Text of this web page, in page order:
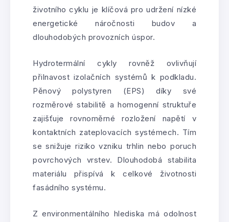
životního cyklu je klíčová pro udržení nízké
energetické náročnosti budov a
dlouhodobých provozních úspor.
Hydrotermální cykly rovněž ovlivňují
přilnavost izolačních systémů k podkladu.
Pěnový polystyren (EPS) díky své
rozměrové stabilitě a homogenní struktuře
zajišťuje rovnoměrné rozložení napětí v
kontaktních zateplovacích systémech. Tím
se snižuje riziko vzniku trhlin nebo poruch
povrchových vrstev. Dlouhodobá stabilita
materiálu přispívá k celkové životnosti
fasádního systému.
Z environmentálního hlediska má odolnost